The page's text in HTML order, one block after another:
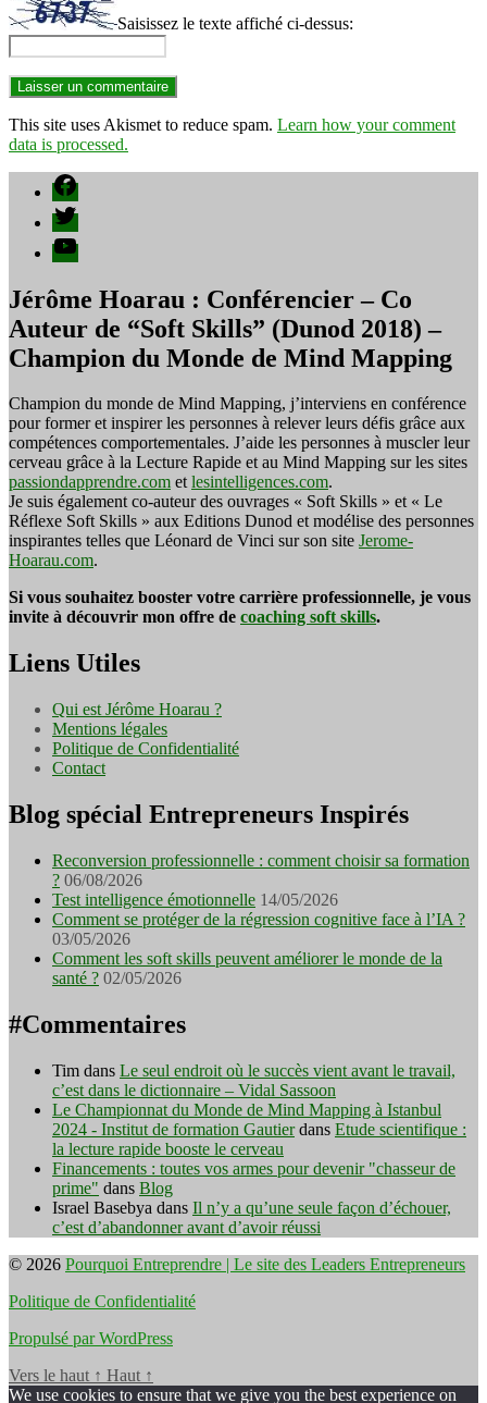
Saisissez le texte affiché ci-dessus:
This site uses Akismet to reduce spam. Learn how your comment
data is processed.
Facebook
Twitter
YouTube
Jérôme Hoarau : Conférencier – Co
Auteur de “Soft Skills” (Dunod 2018) –
Champion du Monde de Mind Mapping
Champion du monde de Mind Mapping, j’interviens en conférence
pour former et inspirer les personnes à relever leurs défis grâce aux
compétences comportementales. J’aide les personnes à muscler leur
cerveau grâce à la Lecture Rapide et au Mind Mapping sur les sites
passiondapprendre.com etlesintelligences.com.
Je suis également co-auteur des ouvrages « Soft Skills » et « Le
Réflexe Soft Skills » aux Editions Dunod et modélise des personnes
inspirantes telles que Léonard de Vinci sur son site Jerome-
Hoarau.com.
Si vous souhaitez booster votre carrière professionnelle, je vous
invite à découvrir mon offre de coaching soft skills.
Liens Utiles
Qui est Jérôme Hoarau ?
Mentions légales
Politique de Confidentialité
Contact
Blog spécial Entrepreneurs Inspirés
Reconversion professionnelle : comment choisir sa formation
? 06/08/2026
Test intelligence émotionnelle 14/05/2026
Comment se protéger de la régression cognitive face à l’IA ?
03/05/2026
Comment les soft skills peuvent améliorer le monde de la
santé ? 02/05/2026
#Commentaires
Tim dans Le seul endroit où le succès vient avant le travail,
c’est dans le dictionnaire – Vidal Sassoon
Le Championnat du Monde de Mind Mapping à Istanbul
2024 - Institut de formation Gautierdans Etude scientifique :
la lecture rapide booste le cerveau
Financements : toutes vos armes pour devenir "chasseur de
prime" dans Blog
Israel Basebya dans Il n’y a qu’une seule façon d’échouer,
c’est d’abandonner avant d’avoir réussi
© 2026 Pourquoi Entreprendre | Le site des Leaders Entrepreneurs
Politique de Confidentialité
Propulsé par WordPress
Vers le haut ↑ Haut ↑
We use cookies to ensure that we give you the best experience on